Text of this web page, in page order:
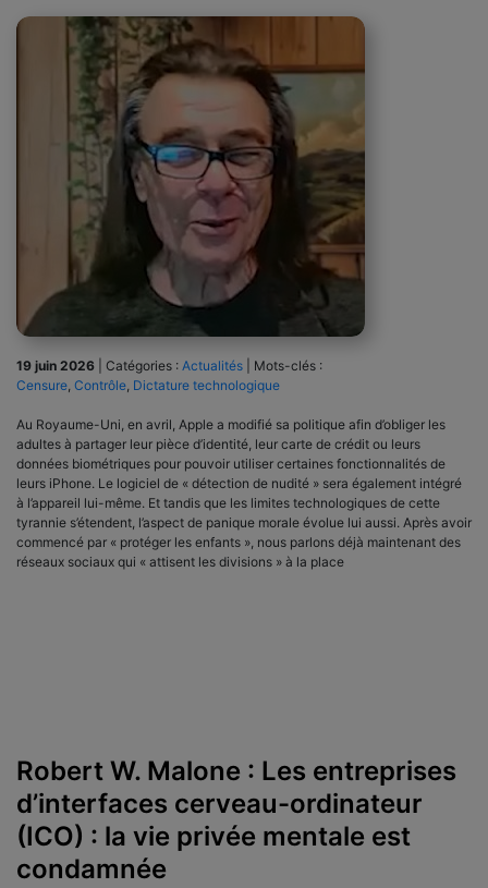
19 juin 2026 Catégories : Actualités
Mots-clés :
Censure Contrôle Dictature technologique
Au Royaume-Uni, en avril, Apple a modifié sa politique afin d’obliger les
adultes à partager leur pièce d’identité, leur carte de crédit ou leurs
données biométriques pour pouvoir utiliser certaines fonctionnalités de
leurs iPhone. Le logiciel de « détection de nudité » sera également intégré
à l’appareil lui-même. Et tandis que les limites technologiques de cette
tyrannie s’étendent, l’aspect de panique morale évolue lui aussi. Après avoir
commencé par « protéger les enfants », nous parlons déjà maintenant des
réseaux sociaux qui « attisent les divisions » à la place
Robert W. Malone : Les entreprises
d’interfaces cerveau-ordinateur
(ICO) : la vie privée mentale est
condamnée